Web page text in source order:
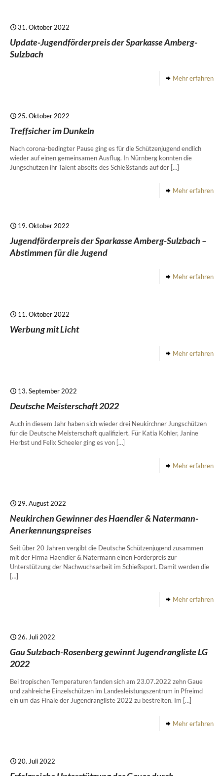
31. Oktober 2022
Update-Jugendförderpreis der Sparkasse Amberg-
Sulzbach
Mehr erfahren
25. Oktober 2022
Treffsicher im Dunkeln
Nach corona-bedingter Pause ging es für die Schützenjugend endlich
wieder auf einen gemeinsamen Ausflug. In Nürnberg konnten die
Jungschützen ihr Talent abseits des Schießstands auf der […]
Mehr erfahren
19. Oktober 2022
Jugendförderpreis der Sparkasse Amberg-Sulzbach –
Abstimmen für die Jugend
Mehr erfahren
11. Oktober 2022
Werbung mit Licht
Mehr erfahren
13. September 2022
Deutsche Meisterschaft 2022
Auch in diesem Jahr haben sich wieder drei Neukirchner Jungschützen
für die Deutsche Meisterschaft qualifiziert. Für Katia Kohler, Janine
Herbst und Felix Scheeler ging es von […]
Mehr erfahren
29. August 2022
Neukirchen Gewinner des Haendler & Natermann-
Anerkennungspreises
Seit über 20 Jahren vergibt die Deutsche Schützenjugend zusammen
mit der Firma Haendler & Natermann einen Förderpreis zur
Unterstützung der Nachwuchsarbeit im Schießsport. Damit werden die
[…]
Mehr erfahren
26. Juli 2022
Gau Sulzbach-Rosenberg gewinnt Jugendrangliste LG
2022
Bei tropischen Temperaturen fanden sich am 23.07.2022 zehn Gaue
und zahlreiche Einzelschützen im Landesleistungszentrum in Pfreimd
ein um das Finale der Jugendrangliste 2022 zu bestreiten. Im […]
Mehr erfahren
20. Juli 2022